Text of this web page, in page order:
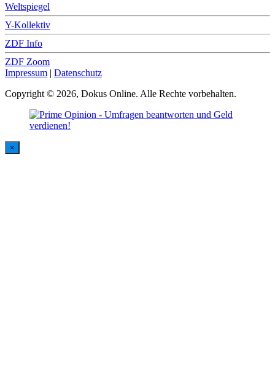
Weltspiegel
Y-Kollektiv
ZDF Info
ZDF Zoom
Impressum | Datenschutz
Copyright © 2026, Dokus Online. Alle Rechte vorbehalten.
×